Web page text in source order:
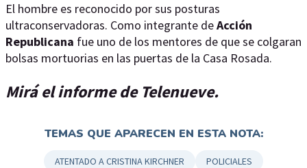
El hombre es reconocido por sus posturas
ultraconservadoras. Como integrante deAcción
Republicana fue uno de los mentores de que se colgaran
bolsas mortuorias en las puertas de la Casa Rosada.
Mirá el informe de Telenueve.
TEMAS QUE APARECEN EN ESTA NOTA:
ATENTADO A CRISTINA KIRCHNER POLICIALES